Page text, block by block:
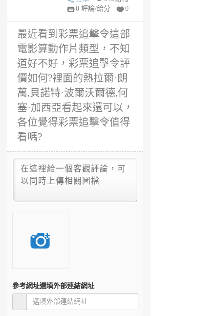
6
0 評論/給分
0
最近看到彩票追擊令這部
電影算動作片類型，不知
道好不好，彩票追擊令評
價如何?裡面的熱拉爾·朗
萬,貝諾特·波爾沃爾德,何
塞·加西亞看起來還可以，
各位覺得彩票追擊令值得
看嗎?
參考網址選填外部連結網址